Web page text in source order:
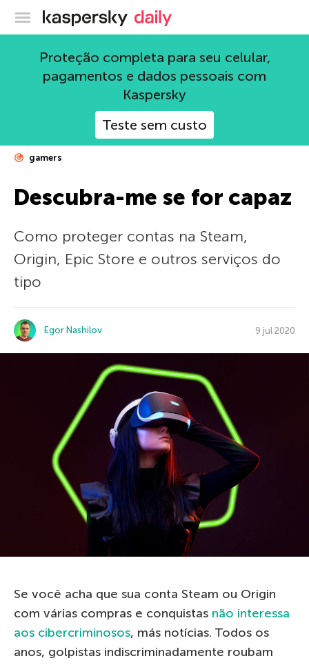
Blog oficial da Kaspersky
Proteção completa para seu celular,
pagamentos e dados pessoais com
Kaspersky
Teste sem custo
gamers
Descubra-me se for capaz
Como proteger contas na Steam,
Origin, Epic Store e outros serviços do
tipo
Egor Nashilov 9 jul 2020
Se você acha que sua conta Steam ou Origin
com várias compras e conquistas não interessa
aos cibercriminosos, más notícias. Todos os
anos, golpistas indiscriminadamente roubam